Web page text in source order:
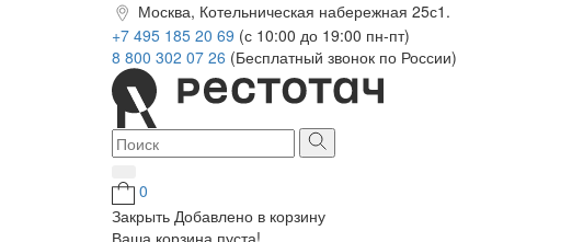
Москва, Котельническая набережная 25с1.
+7 495 185 20 69 (с 10:00 до 19:00 пн-пт)
8 800 302 07 26 (Бесплатный звонок по России)
0
Закрыть Добавлено в корзину